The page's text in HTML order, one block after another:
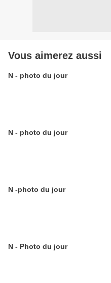
Vous aimerez aussi
N - photo du jour
N - photo du jour
N -photo du jour
N - Photo du jour